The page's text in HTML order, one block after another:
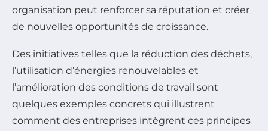
organisation peut renforcer sa réputation et créer
de nouvelles opportunités de croissance.
Des initiatives telles que la réduction des déchets,
l’utilisation d’énergies renouvelables et
l’amélioration des conditions de travail sont
quelques exemples concrets qui illustrent
comment des entreprises intègrent ces principes